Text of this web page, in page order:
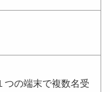
つの端末で複数名受